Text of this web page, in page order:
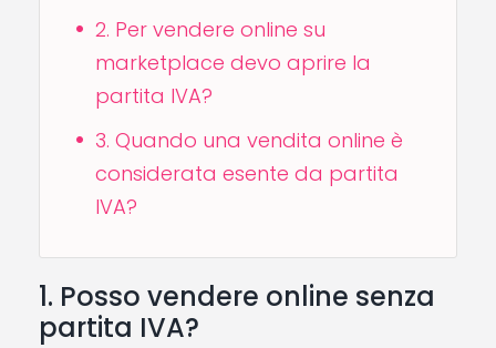
2. Per vendere online su
marketplace devo aprire la
partita IVA?
3. Quando una vendita online è
considerata esente da partita
IVA?
1. Posso vendere online senza
partita IVA?